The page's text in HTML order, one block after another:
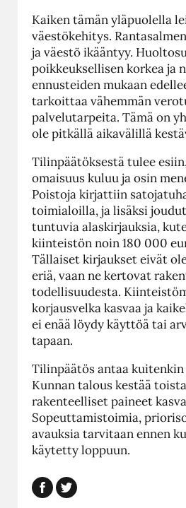
Kaiken tämän yläpuolella
väestökehitys.
ja väestö ikääntyy.
poikkeuksellisen korkea ja
ennusteiden mukaan
tarkoittaa vähemmän
palvelutarpeita. Tämä on
ole pitkällä aikavälillä
Tilinpäätöksestä tulee
omaisuus kuluu ja osin
Poistoja kirjattiin
toimialoilla, ja lisäksi
tuntuvia alaskirjauksia,
kiinteistön noin 180 000
Tällaiset kirjaukset eivät
eriä, vaan ne kertovat
todellisuudesta.
korjausvelka kasvaa ja
ei enää löydy käyttöä tai
tapaan.
Tilinpäätös antaa
Kunnan talous kestää
rakenteelliset paineet
Sopeuttamistoimia,
avauksia tarvitaan ennen
käytetty loppuun.